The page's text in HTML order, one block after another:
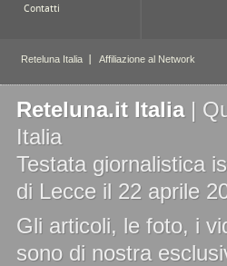
Reteluna.it Italia|
Italia
Testata giornalistica
di Lecce il 22 aprile
Gli articoli, le foto, i
sono di nostra